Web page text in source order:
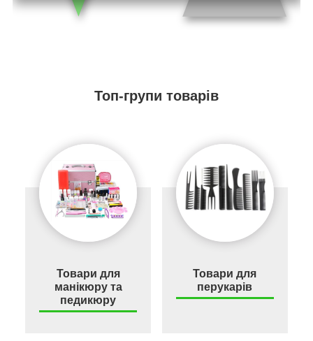
Топ-групи товарів
Товари для
манікюру та
педикюру
Товари для
перукарів